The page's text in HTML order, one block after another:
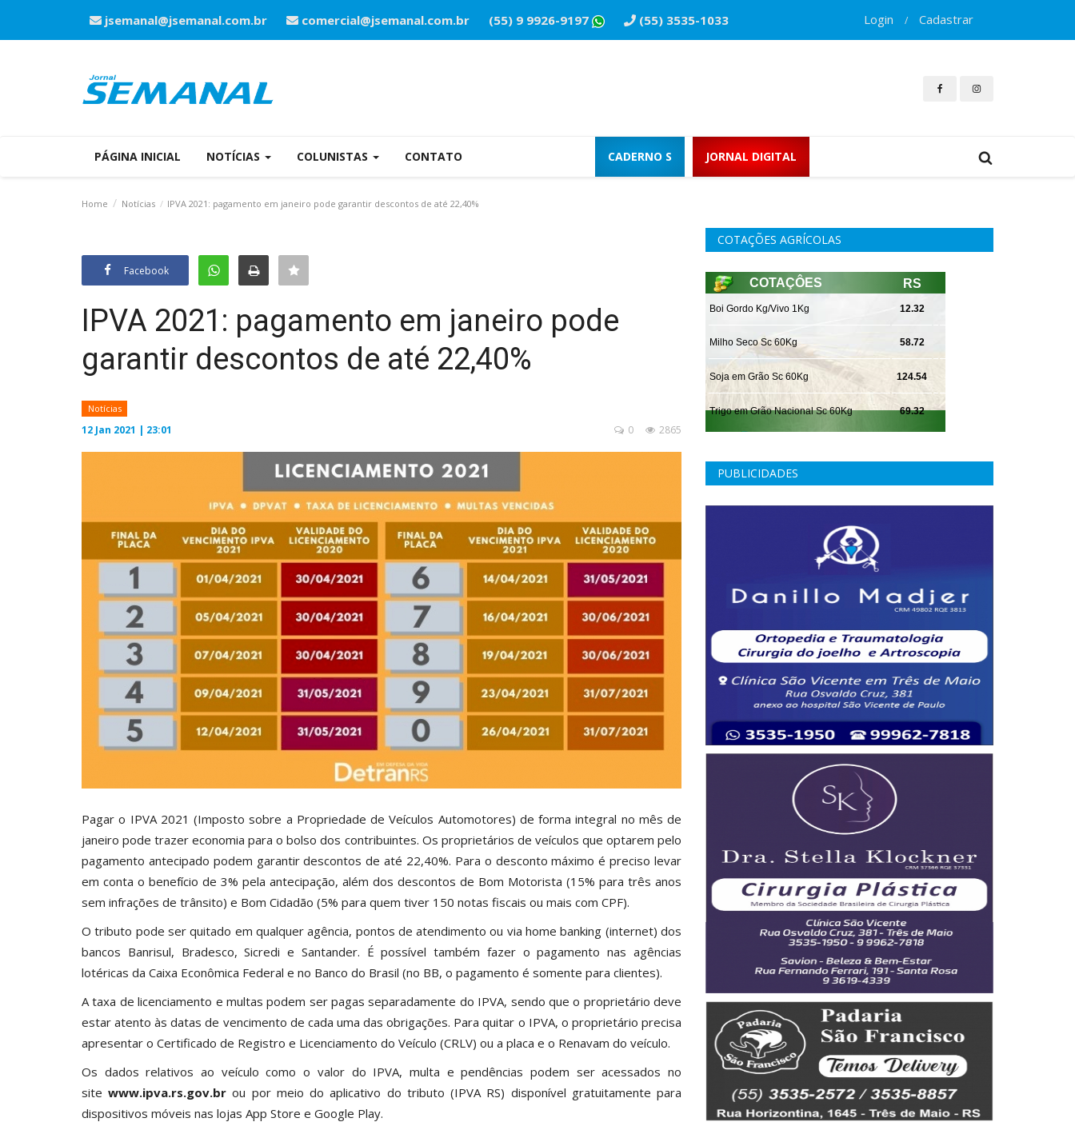
jsemanal@jsemanal.com.br comercial@jsemanal.com.br (55) 9 9926-9197 (55) 3535-1033 Login / Cadastrar
PÁGINA INICIAL NOTÍCIAS COLUNISTAS CONTATO CADERNO S JORNAL DIGITAL
Home Notícias IPVA 2021: pagamento em janeiro pode garantir descontos de até 22,40%
Facebook
IPVA 2021: pagamento em janeiro pode
garantir descontos de até 22,40%
Notícias
12 Jan 2021 | 23:01 2865
0
Pagar o IPVA 2021 (Imposto sobre a Propriedade de Veículos Automotores) de forma integral no mês de
janeiro pode trazer economia para o bolso dos contribuintes. Os proprietários de veículos que optarem pelo
pagamento antecipado podem garantir descontos de até 22,40%. Para o desconto máximo é preciso levar
em conta o benefício de 3% pela antecipação, além dos descontos de Bom Motorista (15% para três anos
sem infrações de trânsito) e Bom Cidadão (5% para quem tiver 150 notas fiscais ou mais com CPF).
O tributo pode ser quitado em qualquer agência, pontos de atendimento ou via home banking (internet) dos
bancos Banrisul, Bradesco, Sicredi e Santander. É possível também fazer o pagamento nas agências
lotéricas da Caixa Econômica Federal e no Banco do Brasil (no BB, o pagamento é somente para clientes).
A taxa de licenciamento e multas podem ser pagas separadamente do IPVA, sendo que o proprietário deve
estar atento às datas de vencimento de cada uma das obrigações. Para quitar o IPVA, o proprietário precisa
apresentar o Certificado de Registro e Licenciamento do Veículo (CRLV) ou a placa e o Renavam do veículo.
Os dados relativos ao veículo como o valor do IPVA, multa e pendências podem ser acessados no
sitewww.ipva.rs.gov.br ou por meio do aplicativo do tributo (IPVA RS) disponível gratuitamente para
dispositivos móveis nas lojas App Store e Google Play.
COTAÇÕES AGRÍCOLAS
PUBLICIDADES